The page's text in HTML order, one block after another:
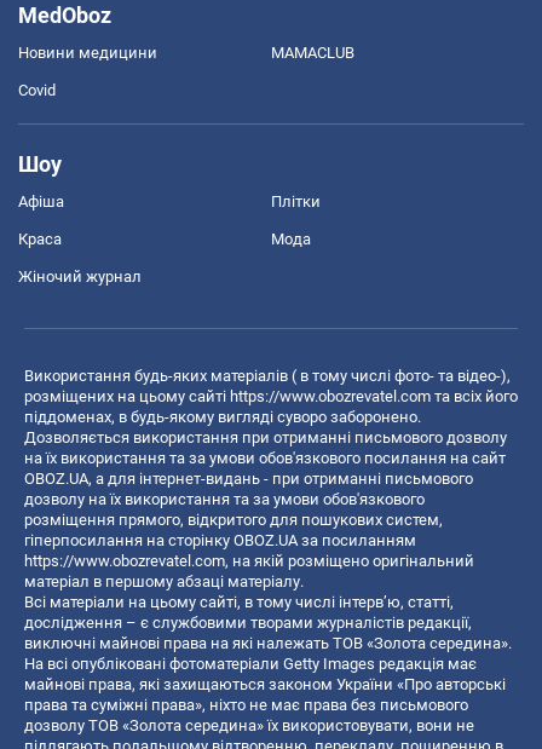
MedOboz
Новини медицини MAMACLUB
Covid
Шоу
Афіша Плітки
Краса Мода
Жіночий журнал
Використання будь-яких матеріалів ( в тому числі фото- та відео-),
розміщених на цьому сайті https://www.obozrevatel.com та всіх його
піддоменах, в будь-якому вигляді суворо заборонено.
Дозволяється використання при отриманні письмового дозволу
на їх використання та за умови обов'язкового посилання на сайт
OBOZ.UA, а для інтернет-видань - при отриманні письмового
дозволу на їх використання та за умови обов'язкового
розміщення прямого, відкритого для пошукових систем,
гіперпосилання на сторінку OBOZ.UA за посиланням
https://www.obozrevatel.com, на якій розміщено оригінальний
матеріал в першому абзаці матеріалу.
Всі матеріали на цьому сайті, в тому числі інтерв’ю, статті,
дослідження – є службовими творами журналістів редакції,
виключні майнові права на які належать ТОВ «Золота середина».
На всі опубліковані фотоматеріали Getty Images редакція має
майнові права, які захищаються законом України «Про авторські
права та суміжні права», ніхто не має права без письмового
дозволу ТОВ «Золота середина» їх використовувати, вони не